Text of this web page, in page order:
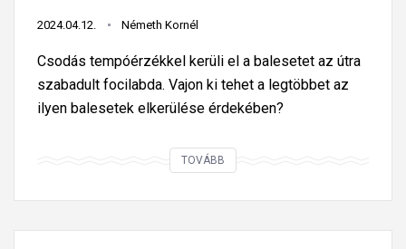
2024.04.12. Németh Kornél
Csodás tempóérzékkel kerüli el a balesetet az útra
szabadult focilabda. Vajon ki tehet a legtöbbet az
ilyen balesetek elkerülése érdekében?
TOVÁBB
i
k